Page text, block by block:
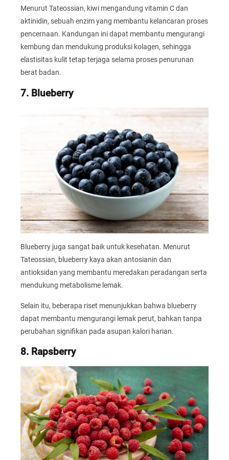
Menurut Tateossian, kiwi mengandung vitamin C dan
aktinidin, sebuah enzim yang membantu kelancaran proses
pencernaan. Kandungan ini dapat membantu mengurangi
kembung dan mendukung produksi kolagen, sehingga
elastisitas kulit tetap terjaga selama proses penurunan
berat badan.
7. Blueberry
Blueberry juga sangat baik untuk kesehatan. Menurut
Tateossian, blueberry kaya akan antosianin dan
antioksidan yang membantu meredakan peradangan serta
mendukung metabolisme lemak.
Selain itu, beberapa riset menunjukkan bahwa blueberry
dapat membantu mengurangi lemak perut, bahkan tanpa
perubahan signifikan pada asupan kalori harian.
8. Rapsberry